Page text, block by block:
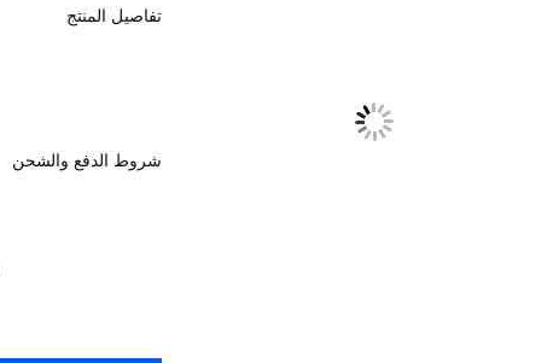
تفاصيل المنتج
شروط الدفع والشحن